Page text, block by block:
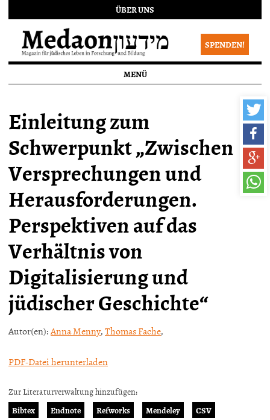
ÜBER UNS
SPENDEN!
MENÜ
Einleitung zum
Schwerpunkt „Zwischen
Versprechungen und
Herausforderungen.
Perspektiven auf das
Verhältnis von
Digitalisierung und
jüdischer Geschichte“
Autor(en):Anna Menny,Thomas Fache,
PDF-Datei herunterladen
Zur Literaturverwaltung hinzufügen:
Bibtex
Endnote Refworks Mendeley CSV